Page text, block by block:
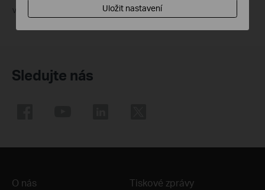
vysokým sacím výkonem 5300
Sledujte nás
O nás Tiskové zprávy
Uložit nastavení